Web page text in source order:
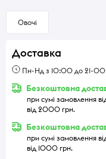
Овочі
Доставка
Пн-Нд з 10:00 до 21-00
Безкоштовна
при сумі замовлення
від 2000 грн.
Безкоштовна
при сумі замовлення
від 1000 грн.